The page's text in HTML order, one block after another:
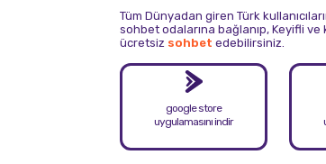
Tüm Dünyadan giren Türk
sohbet odalarına bağlanıp, Keyifli
ücretsiz sohbet edebilirsiniz.
google store
uygulamasını indir